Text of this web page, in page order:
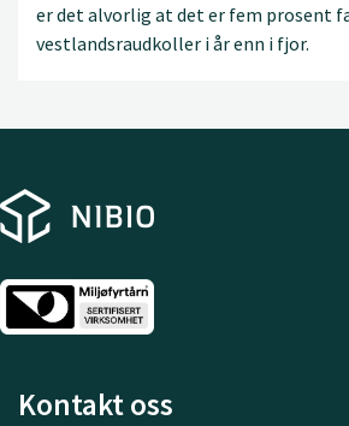
er det alvorlig at det er fem prosent
vestlandsraudkoller i år enn i fjor.
Kontakt oss